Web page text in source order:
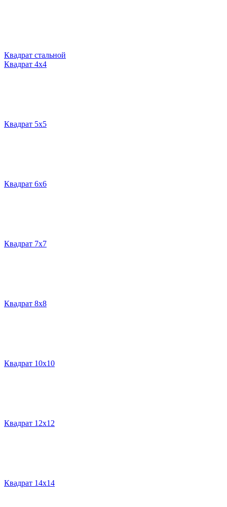
Квадрат стальной
Квадрат 4х4
Квадрат 5х5
Квадрат 6х6
Квадрат 7х7
Квадрат 8х8
Квадрат 10х10
Квадрат 12х12
Квадрат 14х14